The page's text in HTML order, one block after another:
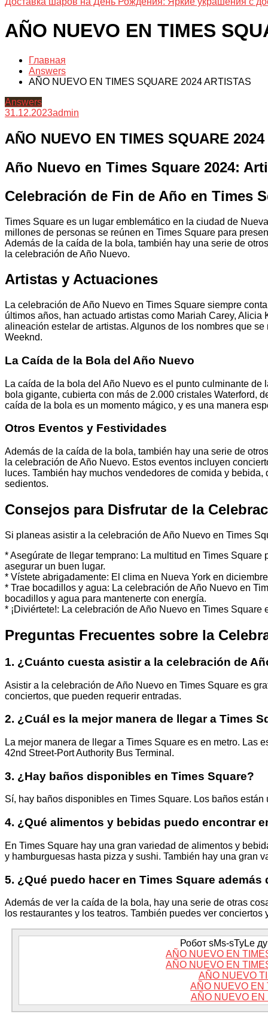
AÑO NUEVO EN TIMES
Главная
Answers
AÑO NUEVO EN TIMES SQUARE 2024 ARTISTAS
Answers
31.12.2023admin
AÑO NUEVO EN TIMES SQUARE
Año Nuevo en Times Square 2024:
Celebración de Fin de Año en Times
Times Square es un lugar emblemático en la ciudad de
millones de personas se reúnen en Times Square para
Además de la caída de la bola, también hay una serie de
la celebración de Año Nuevo.
Artistas y Actuaciones
La celebración de Año Nuevo en Times Square siempre
últimos años, han actuado artistas como Mariah Carey,
alineación estelar de artistas. Algunos de los nombres que
Weeknd.
La Caída de la Bola del Año Nuevo
La caída de la bola del Año Nuevo es el punto culminante
bola gigante, cubierta con más de 2.000 cristales Waterford,
caída de la bola es un momento mágico, y es una manera
Otros Eventos y Festividades
Además de la caída de la bola, también hay una serie de
la celebración de Año Nuevo. Estos eventos incluyen
luces. También hay muchos vendedores de comida y
sedientos.
Consejos para Disfrutar de la
Si planeas asistir a la celebración de Año Nuevo en Times
* Asegúrate de llegar temprano: La multitud en Times
asegurar un buen lugar.
* Vístete abrigadamente: El clima en Nueva York en
* Trae bocadillos y agua: La celebración de Año Nuevo en
bocadillos y agua para mantenerte con energía.
* ¡Diviértete!: La celebración de Año Nuevo en Times
Preguntas Frecuentes sobre la
1. ¿Cuánto cuesta asistir a la celebración de
Asistir a la celebración de Año Nuevo en Times Square es
conciertos, que pueden requerir entradas.
2. ¿Cuál es la mejor manera de llegar a Times
La mejor manera de llegar a Times Square es en metro. Las
42nd Street-Port Authority Bus Terminal.
3. ¿Hay baños disponibles en Times Square?
Sí, hay baños disponibles en Times Square. Los baños
4. ¿Qué alimentos y bebidas puedo encontrar
En Times Square hay una gran variedad de alimentos y
y hamburguesas hasta pizza y sushi. También hay una gran
5. ¿Qué puedo hacer en Times Square además
Además de ver la caída de la bola, hay una serie de otras
los restaurantes y los teatros. También puedes ver conciertos
Робот sMs-sTyLe
AÑO NUEVO EN
AÑO NUEVO EN
AÑO NUEVO
AÑO NUEVO EN
AÑO NUEVO